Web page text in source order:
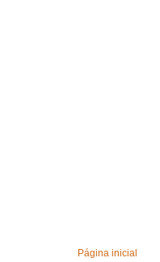
Página inicial